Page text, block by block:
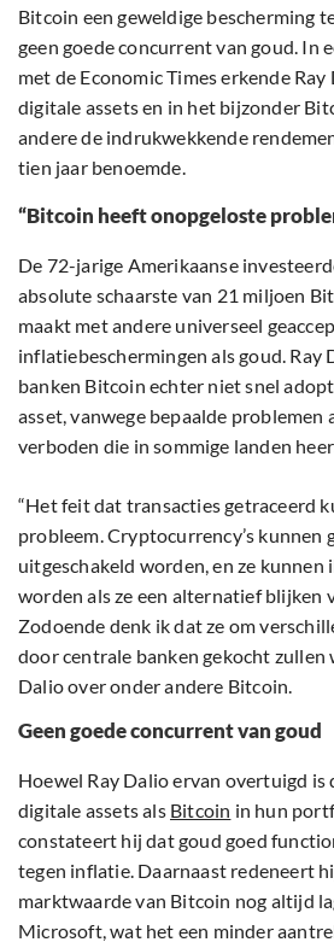
Bitcoin een geweldige bescherming
geen goede concurrent van goud. In
met de Economic Times erkende
digitale assets en in het bijzonder
andere de indrukwekkende
tien jaar benoemde.
“Bitcoin heeft onopgeloste
De 72-jarige Amerikaanse
absolute schaarste van 21 miljoen
maakt met andere universeel
inflatiebeschermingen als goud. Ray
banken Bitcoin echter niet snel
asset, vanwege bepaalde problemen
verboden die in sommige landen
“Het feit dat transacties getraceerd
probleem. Cryptocurrency’s kunnen
uitgeschakeld worden, en ze kunnen
worden als ze een alternatief blijken
Zodoende denk ik dat ze om
door centrale banken gekocht zullen
Dalio over onder andere Bitcoin.
Geen goede concurrent van goud
Hoewel Ray Dalio ervan overtuigd is
digitale assets als Bitcoin in hun
constateert hij dat goud goed
tegen inflatie. Daarnaast redeneert
marktwaarde van Bitcoin nog altijd
Microsoft, wat het een minder